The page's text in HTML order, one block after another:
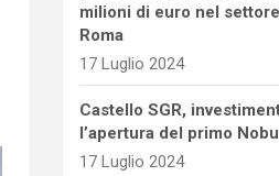
milioni di euro nel
Roma
17 Luglio 2024
Castello SGR,
l’apertura del primo
17 Luglio 2024